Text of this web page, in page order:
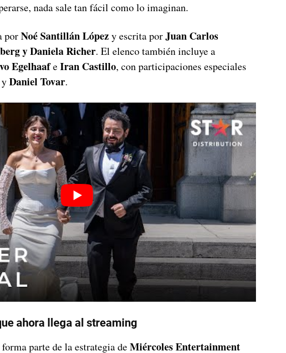
nada sale tan fácil como lo imaginan.
porNoé Santillán Lópezy escrita porJuan Carlos
y Daniela Richer. El elenco también incluye a
EgelhaafeIran Castillo, con participaciones especiales
yDaniel Tovar.
ahora llega al streaming
parte de la estrategia deMiércoles Entertainment